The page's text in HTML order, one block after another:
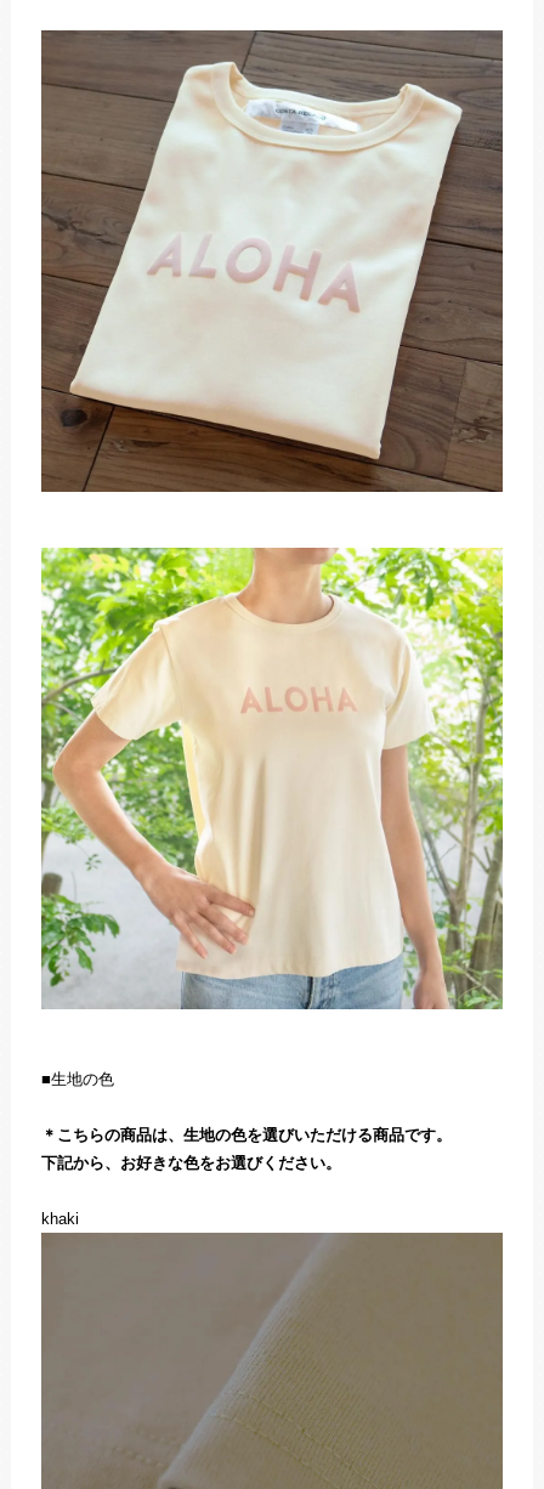
■生地の色
＊こちらの商品は、生地の色を選びいただける商品です。
下記から、お好きな色をお選びください。
khaki